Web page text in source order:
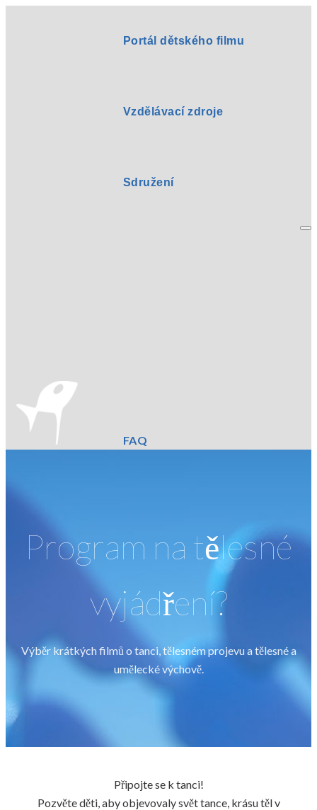
Portál dětského filmu
Vzdělávací zdroje
Sdružení
FAQ
Program na tělesné
vyjádření?
Výběr krátkých filmů o tanci, tělesném projevu a tělesné a
umělecké výchově.
Připojte se k tanci!
Pozvěte děti, aby objevovaly svět tance, krásu těl v